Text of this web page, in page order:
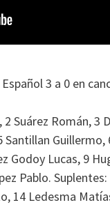
3 a 0 en
Suárez Román, 3
Santillan Guillermo,
Godoy Lucas, 9
Pablo. Suplentes:
14 Ledesma